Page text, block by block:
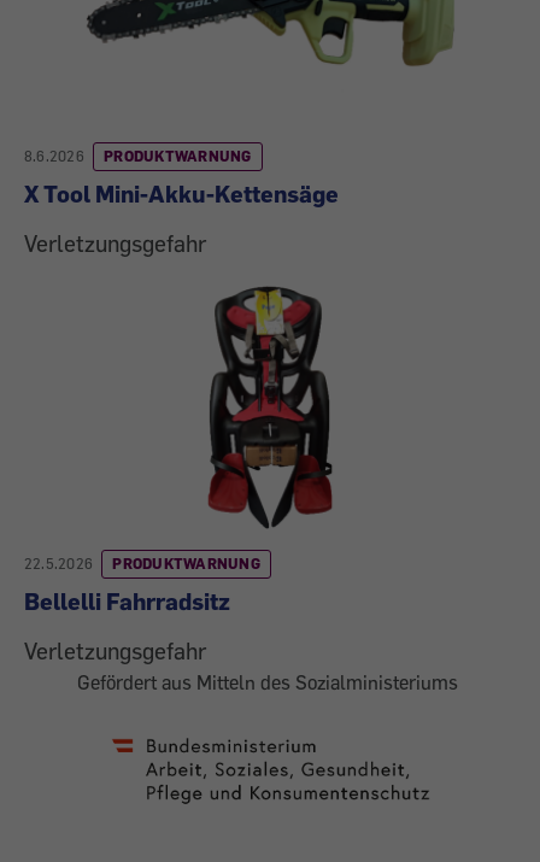
8.6.2026 PRODUKTWARNUNG
X Tool Mini-Akku-Kettensäge
Verletzungsgefahr
22.5.2026 PRODUKTWARNUNG
Bellelli Fahrradsitz
Verletzungsgefahr
Gefördert aus Mitteln des Sozialministeriums